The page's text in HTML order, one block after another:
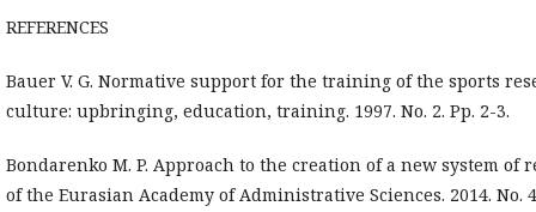
REFERENCES
Bauer V. G. Normative support for the training of the sports
culture: upbringing, education, training. 1997. No. 2. Pp. 2-3.
Bondarenko M. P. Approach to the creation of a new system
of the Eurasian Academy of Administrative Sciences. 2014. No.